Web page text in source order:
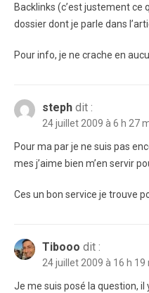
Backlinks (c’est justement ce
dossier dont je parle dans
Pour info, je ne crache en
steph dit :
24 juillet 2009 à 6 h 27
Pour ma par je ne suis pas
mes j’aime bien m’en servir
Ces un bon service je trouve
Tibooo dit :
24 juillet 2009 à 16 h 19
Je me suis posé la question, il